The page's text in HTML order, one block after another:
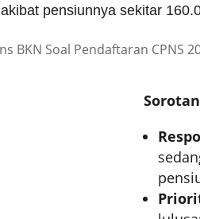
akibat pensiunnya sekitar